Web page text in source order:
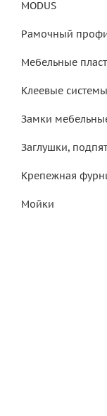
MODUS
Рамочный
Мебельные
Клеевые системы
Замки
Заглушки,
Крепежная
Мойки